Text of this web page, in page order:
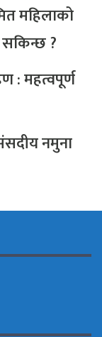
महिलाको
सकिन्छ ?
: महत्वपूर्ण
संसदीय नमुना